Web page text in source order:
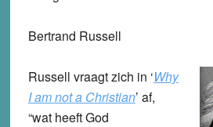
Bertrand Russell
Russell vraagt zich in ‘Why
I am not a Christian’ af,
“wat heeft God